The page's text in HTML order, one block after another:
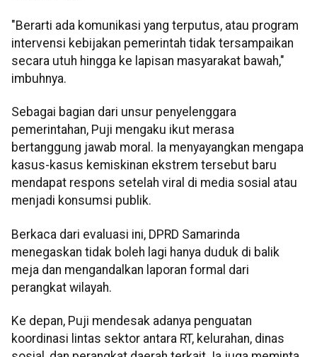
"Berarti ada komunikasi yang terputus, atau program
intervensi kebijakan pemerintah tidak tersampaikan
secara utuh hingga ke lapisan masyarakat bawah,"
imbuhnya.
Sebagai bagian dari unsur penyelenggara
pemerintahan, Puji mengaku ikut merasa
bertanggung jawab moral. Ia menyayangkan mengapa
kasus-kasus kemiskinan ekstrem tersebut baru
mendapat respons setelah viral di media sosial atau
menjadi konsumsi publik.
Berkaca dari evaluasi ini, DPRD Samarinda
menegaskan tidak boleh lagi hanya duduk di balik
meja dan mengandalkan laporan formal dari
perangkat wilayah.
Ke depan, Puji mendesak adanya penguatan
koordinasi lintas sektor antara RT, kelurahan, dinas